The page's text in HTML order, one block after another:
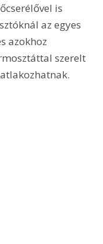
is
az egyes
azokhoz
szerelt